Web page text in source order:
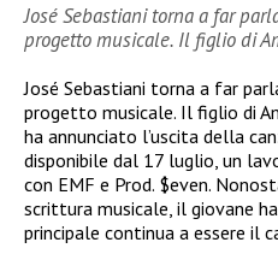
José Sebastiani torna a far
progetto musicale. Il figlio di
José Sebastiani torna a far
progetto musicale. Il figlio di
ha annunciato l’uscita della
disponibile dal 17 luglio, un
con EMF e Prod. $even.
scrittura musicale, il giovane
principale continua a essere il